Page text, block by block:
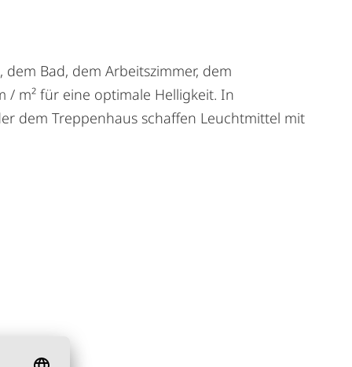
Bad, dem Arbeitszimmer, dem
m² für eine optimale Helligkeit. In
dem Treppenhaus schaffen Leuchtmittel mit